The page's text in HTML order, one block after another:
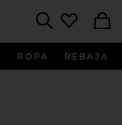
ROPA REBAJA